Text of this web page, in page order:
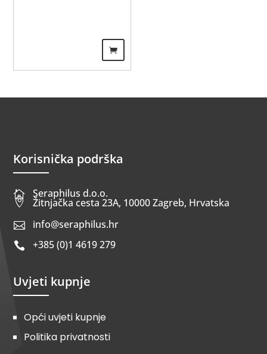
Korisnička podrška
 Seraphilus d.o.o.
 Žitnjačka cesta 23A, 10000 Zagreb, Hrvatska
 info@seraphilus.hr
 +385 (0)1 4619 279
Uvjeti kupnje
Opći uvjeti kupnje
Politika privatnosti